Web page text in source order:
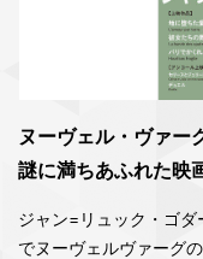
ヌーヴェル・ヴァー
謎に満ちあふれた映
ジャン=リュック・ゴ
でヌーヴェルヴァーグ